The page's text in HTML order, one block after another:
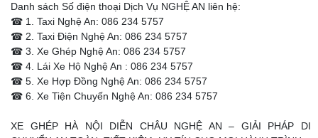
Danh sách Số điện thoại Dịch Vụ NGHỆ AN liên hệ:
☎ 1. Taxi Nghệ An: 086 234 5757
☎ 2. Taxi Điện Nghệ An: 086 234 5757
☎ 3. Xe Ghép Nghệ An: 086 234 5757
☎ 4. Lái Xe Hộ Nghệ An : 086 234 5757
☎ 5. Xe Hợp Đồng Nghệ An: 086 234 5757
☎ 6. Xe Tiện Chuyến Nghệ An: 086 234 5757
XE GHÉP HÀ NỘI DIỄN CHÂU NGHỆ AN – GIẢI PHÁP DI